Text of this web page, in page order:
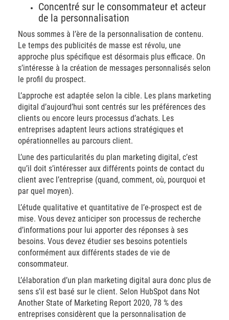
Concentré sur le consommateur et acteur
de la personnalisation
Nous sommes à l’ère de la personnalisation de contenu.
Le temps des publicités de masse est révolu, une
approche plus spécifique est désormais plus efficace. On
s’intéresse à la création de messages personnalisés selon
le profil du prospect.
L’approche est adaptée selon la cible. Les plans marketing
digital d’aujourd’hui sont centrés sur les préférences des
clients ou encore leurs processus d’achats. Les
entreprises adaptent leurs actions stratégiques et
opérationnelles au parcours client.
L’une des particularités du plan marketing digital, c’est
qu’il doit s’intéresser aux différents points de contact du
client avec l’entreprise (quand, comment, où, pourquoi et
par quel moyen).
L’étude qualitative et quantitative de l’e-prospect est de
mise. Vous devez anticiper son processus de recherche
d’informations pour lui apporter des réponses à ses
besoins. Vous devez étudier ses besoins potentiels
conformément aux différents stades de vie de
consommateur.
L’élaboration d’un plan marketing digital aura donc plus de
sens s’il est basé sur le client. Selon HubSpot dans Not
Another State of Marketing Report 2020, 78 % des
entreprises considèrent que la personnalisation de